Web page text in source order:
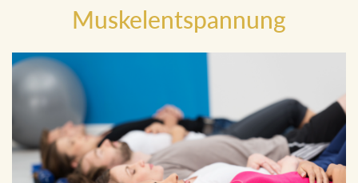
Muskelentspannung